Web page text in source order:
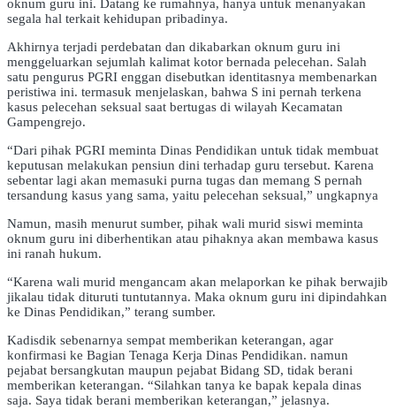
oknum guru ini. Datang ke rumahnya, hanya untuk menanyakan
segala hal terkait kehidupan pribadinya.
Akhirnya terjadi perdebatan dan dikabarkan oknum guru ini
menggeluarkan sejumlah kalimat kotor bernada pelecehan. Salah
satu pengurus PGRI enggan disebutkan identitasnya membenarkan
peristiwa ini. termasuk menjelaskan, bahwa S ini pernah terkena
kasus pelecehan seksual saat bertugas di wilayah Kecamatan
Gampengrejo.
“Dari pihak PGRI meminta Dinas Pendidikan untuk tidak membuat
keputusan melakukan pensiun dini terhadap guru tersebut. Karena
sebentar lagi akan memasuki purna tugas dan memang S pernah
tersandung kasus yang sama, yaitu pelecehan seksual,” ungkapnya
Namun, masih menurut sumber, pihak wali murid siswi meminta
oknum guru ini diberhentikan atau pihaknya akan membawa kasus
ini ranah hukum.
“Karena wali murid mengancam akan melaporkan ke pihak berwajib
jikalau tidak dituruti tuntutannya. Maka oknum guru ini dipindahkan
ke Dinas Pendidikan,” terang sumber.
Kadisdik sebenarnya sempat memberikan keterangan, agar
konfirmasi ke Bagian Tenaga Kerja Dinas Pendidikan. namun
pejabat bersangkutan maupun pejabat Bidang SD, tidak berani
memberikan keterangan. “Silahkan tanya ke bapak kepala dinas
saja. Saya tidak berani memberikan keterangan,” jelasnya.